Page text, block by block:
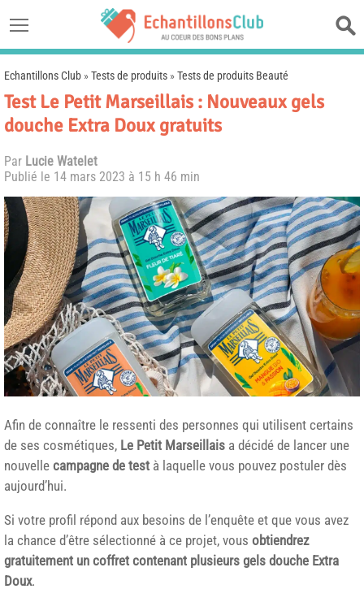
Echantillons Club »Tests de produits »Tests de produits Beauté
Test Le Petit Marseillais : Nouveaux gels
douche Extra Doux gratuits
Par Lucie Watelet
Publié le 14 mars 2023 à 15 h 46 min
Afin de connaître le ressenti des personnes qui utilisent certains
de ses cosmétiques, Le Petit Marseillais a décidé de lancer une
nouvelle campagne de test à laquelle vous pouvez postuler dès
aujourd’hui.
Si votre profil répond aux besoins de l’enquête et que vous avez
la chance d’être sélectionné à ce projet, vous obtiendrez
gratuitement un coffret contenant plusieurs gels douche Extra
Doux.